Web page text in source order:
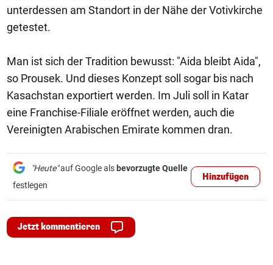
unterdessen am Standort in der Nähe der Votivkirche
getestet.
Man ist sich der Tradition bewusst: "Aida bleibt Aida",
so Prousek. Und dieses Konzept soll sogar bis nach
Kasachstan exportiert werden. Im Juli soll in Katar
eine Franchise-Filiale eröffnet werden, auch die
Vereinigten Arabischen Emirate kommen dran.
"Heute"auf Google als bevorzugte Quelle
festlegen
Hinzufügen
Jetzt kommentieren